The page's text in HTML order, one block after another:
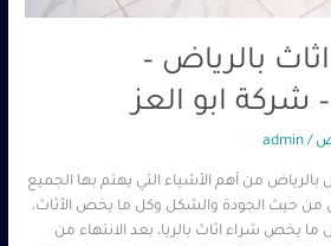
بالرياض –
/
admin
من أهم الأشياء التي يهتم بها الجميع
من حيث الجودة والشكل وكل ما يخص الأثاث،
يخص شراء اثاث بالريا، بعد الانتهاء من